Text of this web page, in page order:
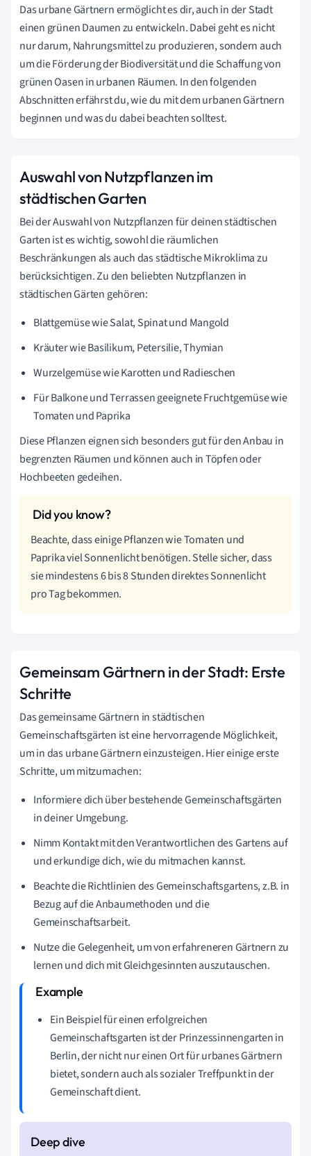
Das urbane Gärtnern ermöglicht es dir, auch in der Stadt
einen grünen Daumen zu entwickeln. Dabei geht es nicht
nur darum, Nahrungsmittel zu produzieren, sondern auch
um die Förderung der Biodiversität und die Schaffung von
grünen Oasen in urbanen Räumen. In den folgenden
Abschnitten erfährst du, wie du mit dem urbanen Gärtnern
beginnen und was du dabei beachten solltest.
Auswahl von Nutzpflanzen im
städtischen Garten
Bei der Auswahl von Nutzpflanzen für deinen städtischen
Garten ist es wichtig, sowohl die räumlichen
Beschränkungen als auch das städtische Mikroklima zu
berücksichtigen. Zu den beliebten Nutzpflanzen in
städtischen Gärten gehören:
Blattgemüse wie Salat, Spinat und Mangold
Kräuter wie Basilikum, Petersilie, Thymian
Wurzelgemüse wie Karotten und Radieschen
Für Balkone und Terrassen geeignete Fruchtgemüse wie
Tomaten und Paprika
Diese Pflanzen eignen sich besonders gut für den Anbau in
begrenzten Räumen und können auch in Töpfen oder
Hochbeeten gedeihen.
Beachte, dass einige Pflanzen wie Tomaten und
Paprika viel Sonnenlicht benötigen. Stelle sicher, dass
sie mindestens 6 bis 8 Stunden direktes Sonnenlicht
pro Tag bekommen.
Gemeinsam Gärtnern in der Stadt: Erste
Schritte
Das gemeinsame Gärtnern in städtischen
Gemeinschaftsgärten ist eine hervorragende Möglichkeit,
um in das urbane Gärtnern einzusteigen. Hier einige erste
Schritte, um mitzumachen:
Informiere dich über bestehende Gemeinschaftsgärten
in deiner Umgebung.
Nimm Kontakt mit den Verantwortlichen des Gartens auf
und erkundige dich, wie du mitmachen kannst.
Beachte die Richtlinien des Gemeinschaftsgartens, z.B. in
Bezug auf die Anbaumethoden und die
Gemeinschaftsarbeit.
Nutze die Gelegenheit, um von erfahreneren Gärtnern zu
lernen und dich mit Gleichgesinnten auszutauschen.
Ein Beispiel für einen erfolgreichen
Gemeinschaftsgarten ist der Prinzessinnengarten in
Berlin, der nicht nur einen Ort für urbanes Gärtnern
bietet, sondern auch als sozialer Treffpunkt in der
Gemeinschaft dient.